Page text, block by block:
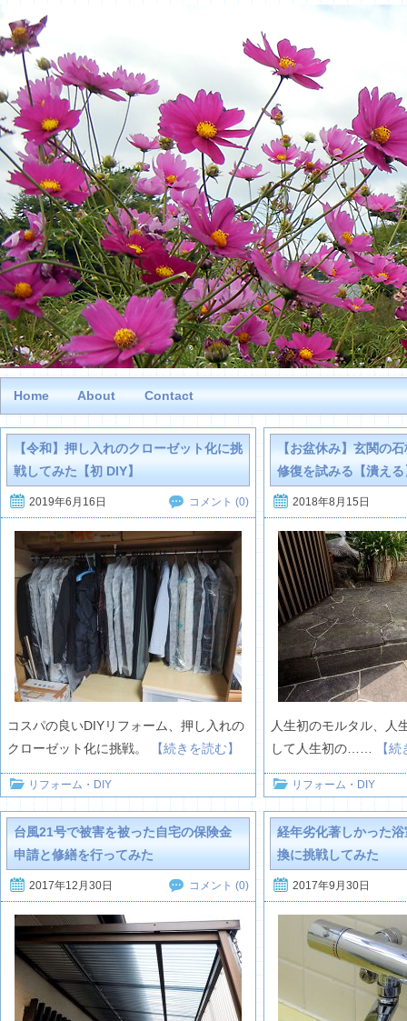
Home About Contact
【令和】押し入れのクローゼット化に挑
戦してみた【初 DIY】
2019年6月16日 コメント (0)
コスパの良いDIYリフォーム、押し入れの
クローゼット化に挑戦。
【続きを読む】
リフォーム・DIY
【お盆休み】玄関の
修復を試みる【潰える
2018年8月15日
人生初のモルタル、人
して人生初の……
【続
リフォーム・DIY
台風21号で被害を被った自宅の保険金
申請と修繕を行ってみた
2017年12月30日 コメント (0)
経年劣化著しかった
換に挑戦してみた
2017年9月30日